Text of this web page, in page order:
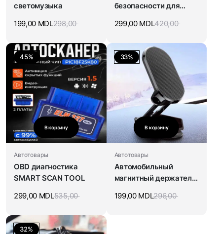
светомузыка
298,00
199,00 MDL
безопасности для
420,00
299,00 MDL
45%
В корзину
Автотовары
OBD диагностика
SMART SCAN TOOL
535,00
299,00 MDL
33%
В корзину
Автотовары
Автомобильный
магнитный держатель
296,00
199,00 MDL
32%